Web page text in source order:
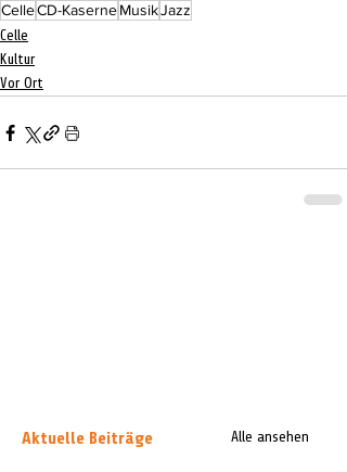
CelleCD-KaserneMusikJazz
Celle
Kultur
Vor Ort
Aktuelle Beiträge Alle ansehen